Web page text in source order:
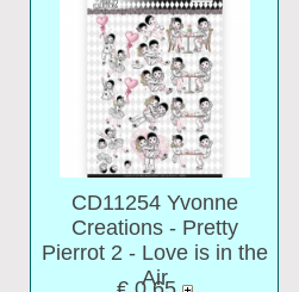
CD11254 Yvonne
Creations - Pretty
Pierrot 2 - Love is in the
Air